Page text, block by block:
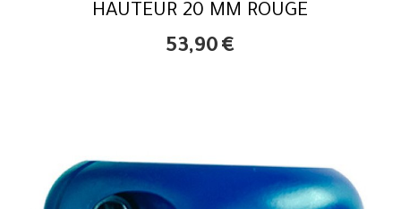
HAUTEUR 20 MM ROUGE
53,90 €